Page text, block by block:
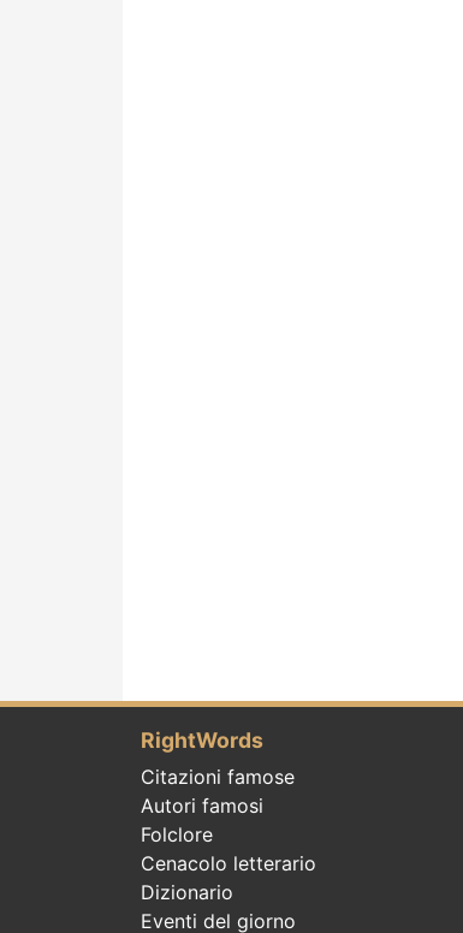
RightWords
Citazioni famose
Autori famosi
Folclore
Cenacolo letterario
Dizionario
Eventi del giorno